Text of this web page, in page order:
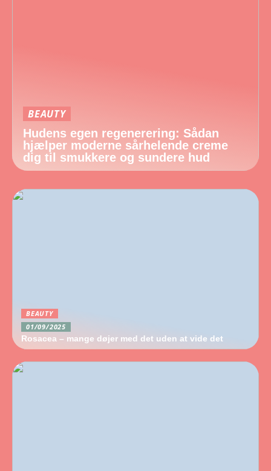
BEAUTY
Hudens egen regenerering: Sådan
hjælper moderne sårhelende creme
dig til smukkere og sundere hud
BEAUTY
01/09/2025
Rosacea – mange døjer med det uden at vide det